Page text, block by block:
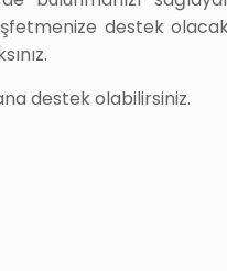
destek
destek olabilirsiniz.